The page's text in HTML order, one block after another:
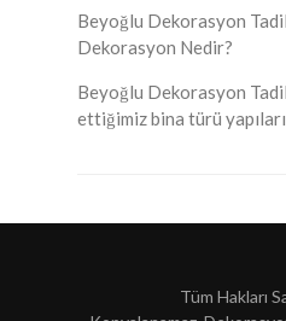
Beyoğlu Dekorasyon
Dekorasyon Nedir?
Beyoğlu Dekorasyon
ettiğimiz bina türü
Tüm Hakları